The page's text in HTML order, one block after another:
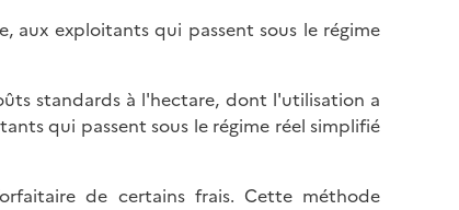
aux exploitants qui passent sous le régime
standards à l'hectare, dont l'utilisation a
qui passent sous le régime réel simplifié
de certains frais. Cette méthode